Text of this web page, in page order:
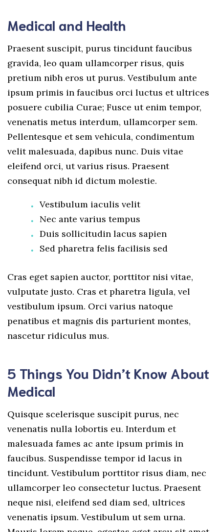
Medical and Health
Praesent suscipit, purus tincidunt faucibus
gravida, leo quam ullamcorper risus, quis
pretium nibh eros ut purus. Vestibulum ante
ipsum primis in faucibus orci luctus et ultrices
posuere cubilia Curae; Fusce ut enim tempor,
venenatis metus interdum, ullamcorper sem.
Pellentesque et sem vehicula, condimentum
velit malesuada, dapibus nunc. Duis vitae
eleifend orci, ut varius risus. Praesent
consequat nibh id dictum molestie.
Vestibulum iaculis velit
Nec ante varius tempus
Duis sollicitudin lacus sapien
Sed pharetra felis facilisis sed
Cras eget sapien auctor, porttitor nisi vitae,
vulputate justo. Cras et pharetra ligula, vel
vestibulum ipsum. Orci varius natoque
penatibus et magnis dis parturient montes,
nascetur ridiculus mus.
5 Things You Didn’t Know About
Medical
Quisque scelerisque suscipit purus, nec
venenatis nulla lobortis eu. Interdum et
malesuada fames ac ante ipsum primis in
faucibus. Suspendisse tempor id lacus in
tincidunt. Vestibulum porttitor risus diam, nec
ullamcorper leo consectetur luctus. Praesent
neque nisi, eleifend sed diam sed, ultrices
venenatis ipsum. Vestibulum ut sem urna.